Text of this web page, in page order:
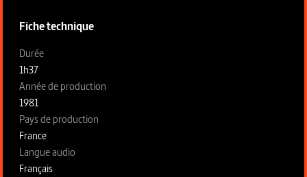
Fiche technique
Fiche technique section gauche
Durée
1h37
Année de production
1981
Pays de production
France
Langue audio
Français